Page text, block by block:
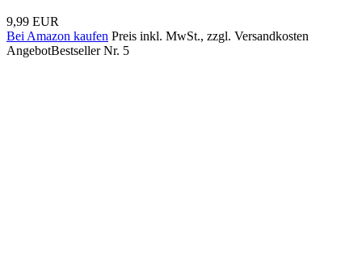
9,99 EUR
Bei Amazon kaufen Preis inkl. MwSt., zzgl. Versandkosten
AngebotBestseller Nr. 5